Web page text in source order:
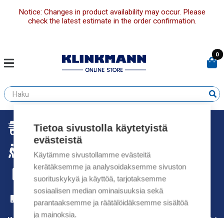
Tietoa sivustolla käytetyistä
evästeistä
Käytämme sivustollamme evästeitä
kerätäksemme ja analysoidaksemme sivuston
suorituskykyä ja käyttöä, tarjotaksemme
sosiaalisen median ominaisuuksia sekä
parantaaksemme ja räätälöidäksemme sisältöä
ja mainoksia.
Notice: Changes in product availability may occur. Please
check the latest estimate in the order confirmation.
0
1. NOPEA TOIMITUS
2. ILMAINEN RAHTI
3. LAAJIN VALIKOIMA
4. PARAS ASIAKASPALVELU